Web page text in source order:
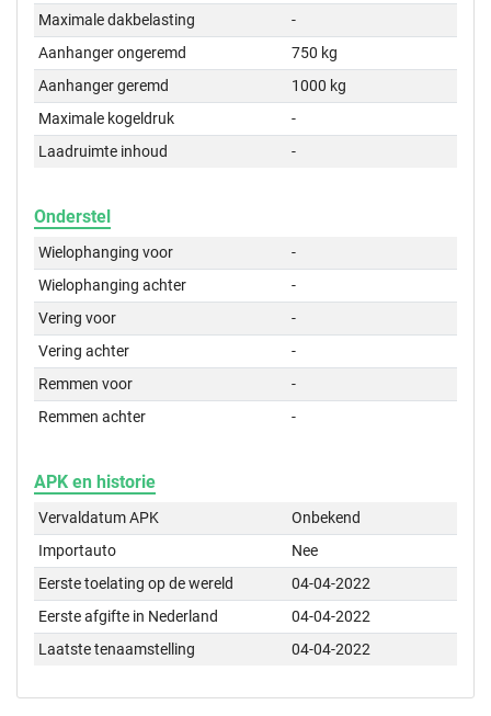
Maximale dakbelasting
-
Aanhanger ongeremd
750 kg
Aanhanger geremd
1000 kg
Maximale kogeldruk
-
Laadruimte inhoud
-
Onderstel
Wielophanging voor
-
Wielophanging achter
-
Vering voor
-
Vering achter
-
Remmen voor
-
Remmen achter
-
APK en historie
Vervaldatum APK
Onbekend
Importauto
Nee
Eerste toelating op de wereld
04-04-2022
Eerste afgifte in Nederland
04-04-2022
Laatste tenaamstelling
04-04-2022